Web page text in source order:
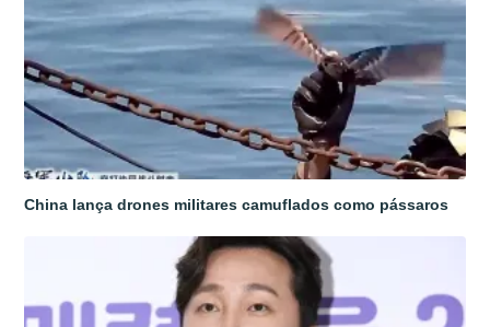
China lança drones militares camuflados como pássaros